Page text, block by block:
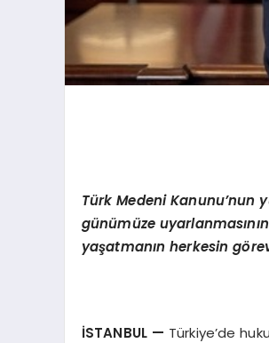
Türk Medeni Kanunu’nun
günümüze
yaşatmanın herkesin gö
İSTANBUL — Türkiye’de